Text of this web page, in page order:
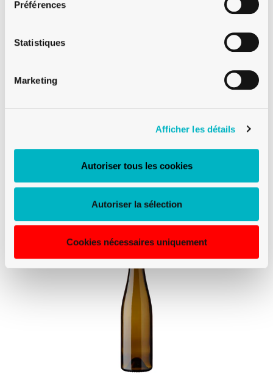
Préférences
Statistiques
Marketing
Afficher les détails
Autoriser tous les cookies
Autoriser la sélection
Cookies nécessaires uniquement
MEDIUM
BOUTEILLE À VIN RHÉNANE BVS 70 CL